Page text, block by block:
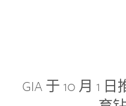
GIA 于 10 月 1